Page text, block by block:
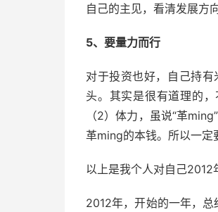
自己的主见，看清发展方
5、要量力而行
对于投资也好，自己持
头。其实是很有道理的
（2）体力，虽说“革
革ming的本钱。所以一定
以上是我个人对自己2012
2012年，开始的一年，